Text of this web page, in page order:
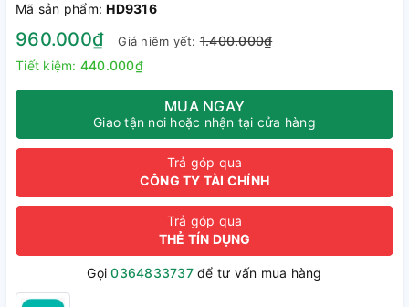
Mã sản phẩm:HD9316
960.000₫ Giá niêm yết:1.400.000₫
Tiết kiệm: 440.000₫
MUA NGAY
Giao tận nơi hoặc nhận tại cửa hàng
Trả góp qua
CÔNG TY TÀI CHÍNH
Trả góp qua
THẺ TÍN DỤNG
Gọi0364833737để tư vấn mua hàng